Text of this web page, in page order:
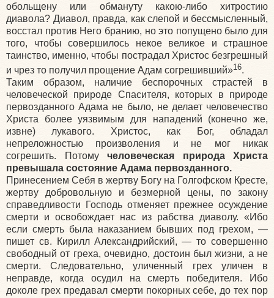
обольщену или обмануту какою-либо хитростию
диавола? Диавол, правда, как слепой и бессмысленный,
восстал против Него бранию, но это попущено было для
того, чтобы совершилось некое великое и страшное
таинство, именно, чтобы пострадал Христос безгрешный
и чрез то получил прощение Адам согрешивший»16.
Таким образом, наличие беспорочных страстей в
человеческой природе Спасителя, которых в природе
первозданного Адама не было, не делает человечество
Христа более уязвимым для нападений (конечно же,
извне) лукавого. Христос, как Бог, обладал
непреложностью произволения и не мог никак
согрешить. Потому человеческая природа Христа
превышала состояние Адама первозданного.
Принесением Себя в жертву Богу на Голгофском Кресте,
жертву добровольную и безмерной цены, по закону
справедливости Господь отменяет прежнее осуждение
смерти и освобождает нас из рабства диаволу. «Ибо
если смерть была наказанием бывших под грехом, —
пишет св. Кирилл Александрийский, — то совершенно
свободный от греха, очевидно, достоин был жизни, а не
смерти. Следовательно, уличенный грех уличен в
неправде, когда осудил на смерть победителя. Ибо
доколе грех предавал смерти покорных себе, до тех пор